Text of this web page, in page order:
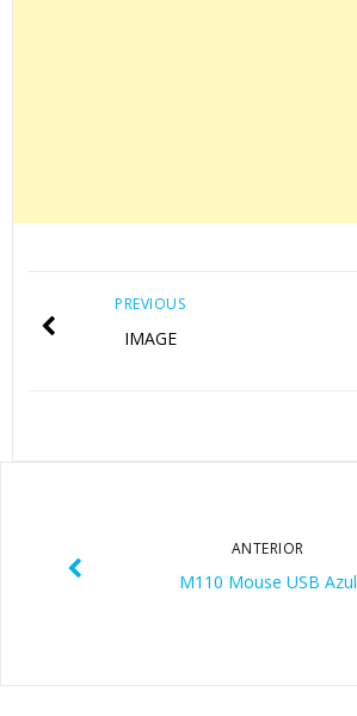
PREVIOUS
IMAGE
ANTERIOR
M110 Mouse USB Azul